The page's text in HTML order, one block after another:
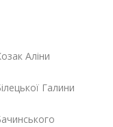
Аліни
Галини